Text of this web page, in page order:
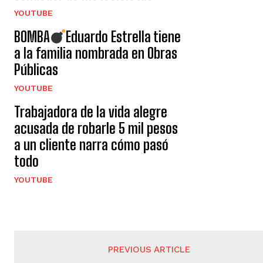
YOUTUBE
BOMBA
Eduardo Estrella tiene
a la familia nombrada en Obras
Públicas
YOUTUBE
Trabajadora de la vida alegre
acusada de robarle 5 mil pesos
a un cliente narra cómo pasó
todo
YOUTUBE
PREVIOUS ARTICLE